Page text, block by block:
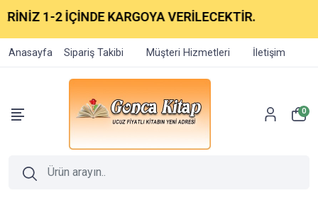
1-2 İÇİNDE KARGOYA VERİLECEKTİR.
Anasayfa Sipariş Takibi Müşteri Hizmetleri İletişim
0